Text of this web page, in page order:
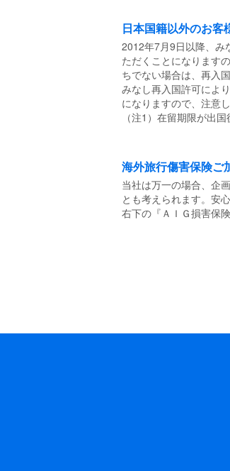
日本国籍以外のお客
2012年7月9日以降、み
ただくことになります
ちでない場合は、再入
みなし再入国許可によ
になりますので、注意し
（注1）在留期限が出
海外旅行傷害保険ご
当社は万一の場合、企
とも考えられます。安
右下の『ＡＩＧ損害保